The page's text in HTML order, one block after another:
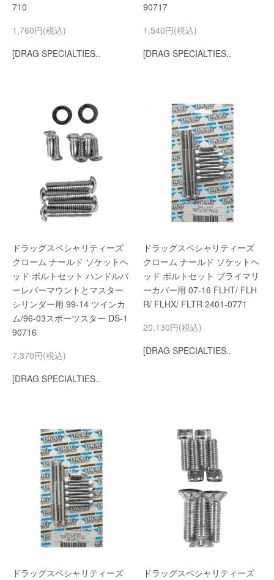
710
1,760円(税込)
[DRAG SPECIALTIES..
90717
1,540円(税込)
[DRAG SPECIALTIES..
ドラッグスペシャリティーズ
クローム ナールド ソケットヘ
ッド ボルトセット ハンドルバ
ーレバーマウントとマスター
シリンダー用 99-14 ツインカ
ム/96-03スポーツスター DS-1
90716
7,370円(税込)
[DRAG SPECIALTIES..
ドラッグスペシャリティーズ
クローム ナールド ソケットヘ
ッド ボルトセット プライマリ
ーカバー用 07-16 FLHT/ FLH
R/ FLHX/ FLTR 2401-0771
20,130円(税込)
[DRAG SPECIALTIES..
ドラッグスペシャリティーズ
ドラッグスペシャリティーズ